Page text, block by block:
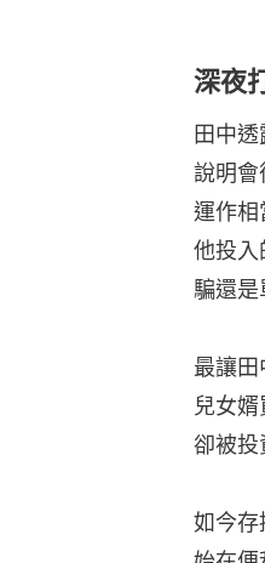
深夜
田中
說明會
運作相
他投入
騙還是
最讓
兒女
卻被投
如今存